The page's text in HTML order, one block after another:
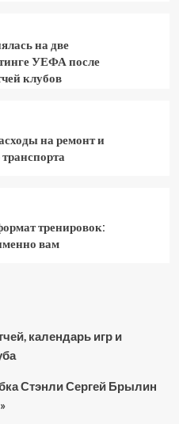
на две
УЕФА после
клубов
на ремонт и
тренировок:
вам
календарь игр и
Стэнли Сергей Брылин